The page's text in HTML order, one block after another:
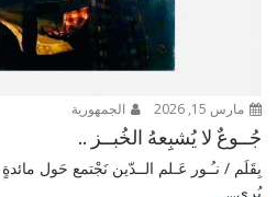
مارس 15, 2026 الجمهورية
جُــوعٌ لا يُشبِعهُ الخُبــز ..
بِقَلَم / نـُـور عَـلم الــدّين نَجْتمع حَول
يُرى...